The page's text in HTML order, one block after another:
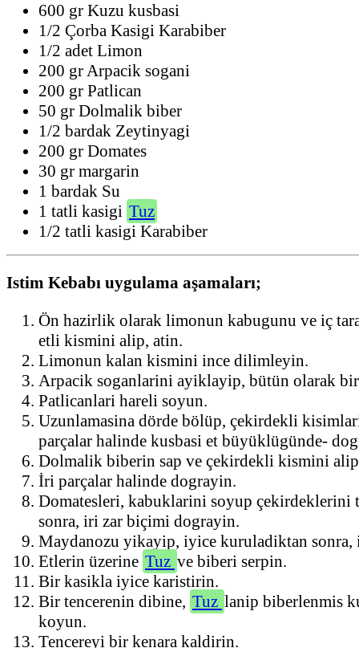
600 gr Kuzu kusbasi
1/2 Çorba Kasigi Karabiber
1/2 adet Limon
200 gr Arpacik sogani
200 gr Patlican
50 gr Dolmalik biber
1/2 bardak Zeytinyagi
200 gr Domates
30 gr margarin
1 bardak Su
1 tatli kasigi Tuz
1/2 tatli kasigi Karabiber
Istim Kebabı uygulama aşamaları;
Ön hazirlik olarak limonun kabugunu ve iç
etli kismini alip, atin.
Limonun kalan kismini ince dilimleyin.
Arpacik soganlarini ayiklayip, bütün olarak
Patlicanlari hareli soyun.
Uzunlamasina dörde bölüp, çekirdekli
parçalar halinde kusbasi et büyüklügünde-
Dolmalik biberin sap ve çekirdekli kismini
İri parçalar halinde dograyin.
Domatesleri, kabuklarini soyup çekirdeklerini
sonra, iri zar biçimi dograyin.
Maydanozu yikayip, iyice kuruladiktan
Etlerin üzerine Tuz ve biberi serpin.
Bir kasikla iyice karistirin.
Bir tencerenin dibine, Tuz lanip biberlenmis
koyun.
Tencereyi bir kenara kaldirin.